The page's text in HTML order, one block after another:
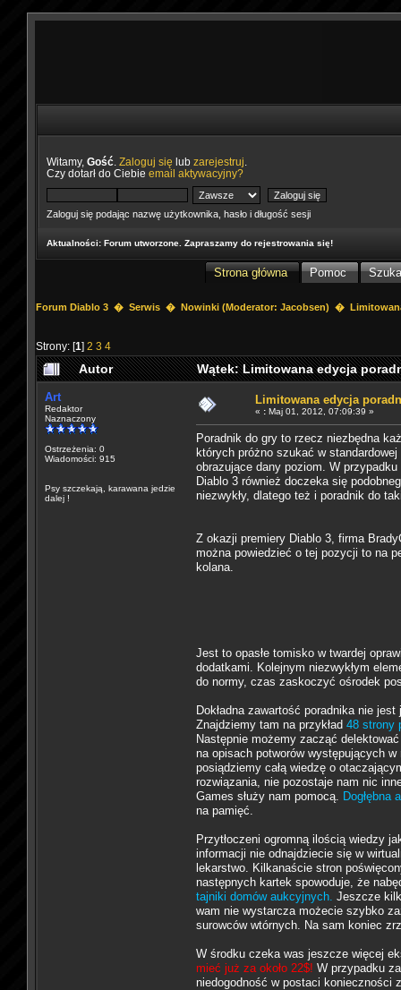
Witamy, Gość Zaloguj się lub zarejestruj
Czy dotarł do Ciebie email aktywacyjny?
Zaloguj się podając nazwę użytkownika, hasło i długość sesji
Aktualności: Forum utworzone. Zapraszamy do rejestrowania się!
Strona główna Pomoc
Forum Diablo 3 � Serwis � Nowinki (Moderator: Jacobsen) �
Strony: [1] 2 3 4
Autor Wątek: Limitowana edycja
Art
Redaktor
Naznaczony
Ostrzeżenia: 0
Wiadomości: 915
Psy szczekają, karawana jedzie
dalej !
Limitowana edycja
« : Maj 01, 2012, 07:09:39 »
Poradnik do gry to rzecz niezbędna
których próżno szukać w
obrazujące dany poziom. W
Diablo 3 również doczeka się
niezwykły, dlatego też i poradnik do
Z okazji premiery Diablo 3, firma
można powiedzieć o tej pozycji to na
kolana.
Jest to opasłe tomisko w twardej
dodatkami. Kolejnym niezwykłym
do normy, czas zaskoczyć ośrodek
Dokładna zawartość poradnika nie
Znajdziemy tam na przykład 48 strony
Następnie możemy zacząć
na opisach potworów występujących
posiądziemy całą wiedzę o
rozwiązania, nie pozostaje nam nic
Games służy nam pomocą. Dogłębna
na pamięć.
Przytłoczeni ogromną ilością wiedzy
informacji nie odnajdziecie się w
lekarstwo. Kilkanaście stron
następnych kartek spowoduje, że
tajniki domów aukcyjnych. Jeszcze
wam nie wystarcza możecie szybko
surowców wtórnych. Na sam koniec
W środku czeka was jeszcze więcej
mieć już za około 22$! W przypadku
niedogodność w postaci konieczności